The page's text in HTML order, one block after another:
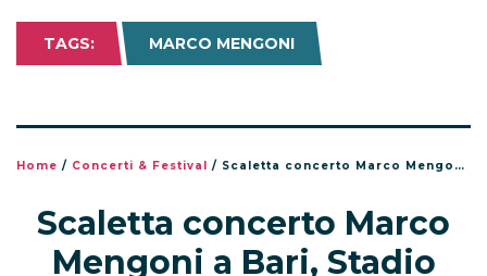
TAGS: MARCO MENGONI
Home / Concerti & Festival / Scaletta concerto Marco Mengoni a Bari, Stadio San Nicola 20 luglio 2025
Scaletta concerto Marco
Mengoni a Bari, Stadio